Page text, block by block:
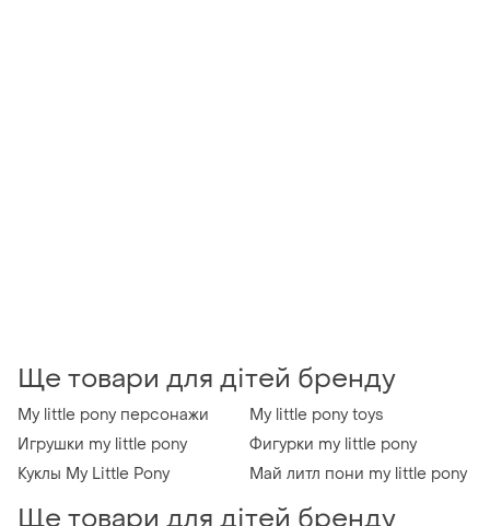
Ще товари для дітей бренду
My little pony персонажи
My little pony toys
Игрушки my little pony
Фигурки my little pony
Куклы My Little Pony
Май литл пони my little pony
Ще товари для дітей бренду